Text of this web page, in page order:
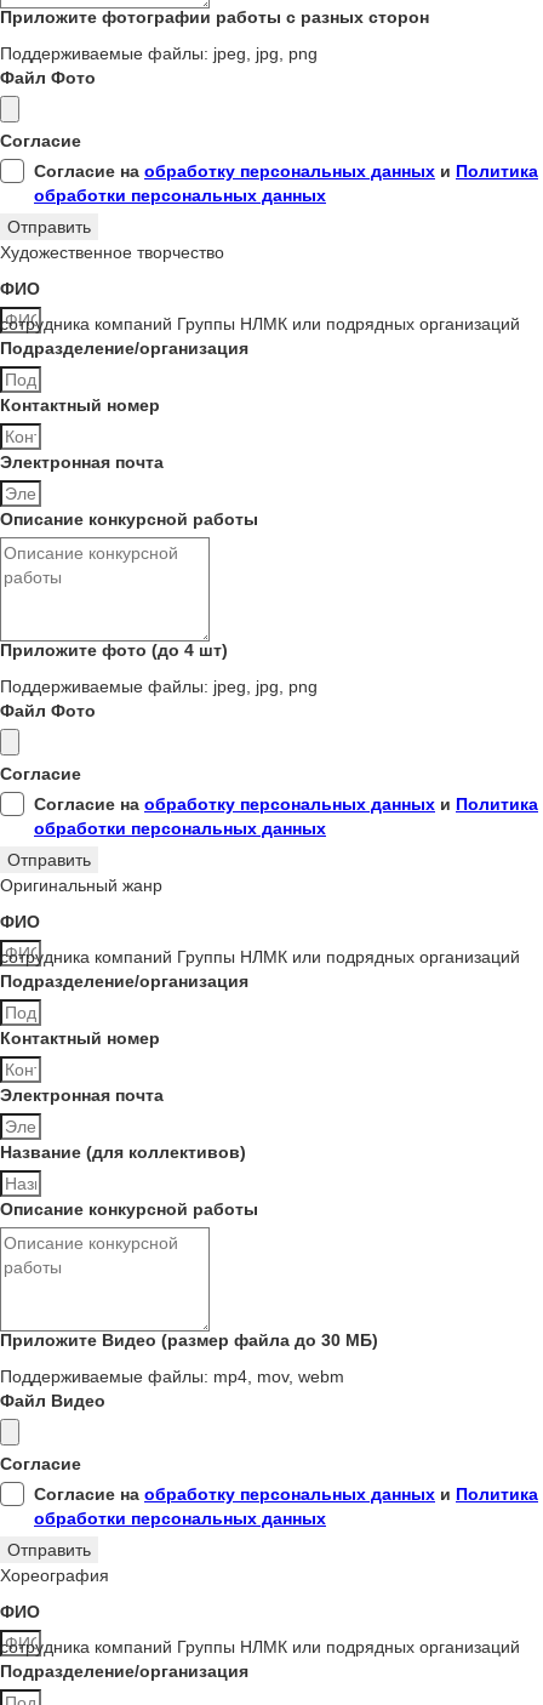
Приложите фотографии работы с разных сторон
Поддерживаемые файлы: jpeg, jpg, png
Файл Фото
Согласие
Согласие на обработку персональных данных и Политика
обработки персональных данных
Отправить
Художественное творчество
ФИО
сотрудника компаний Группы НЛМК или подрядных организаций
Подразделение/организация
Контактный номер
Электронная почта
Описание конкурсной работы
Приложите фото (до 4 шт)
Поддерживаемые файлы: jpeg, jpg, png
Файл Фото
Согласие
Согласие на обработку персональных данных и Политика
обработки персональных данных
Отправить
Оригинальный жанр
ФИО
сотрудника компаний Группы НЛМК или подрядных организаций
Подразделение/организация
Контактный номер
Электронная почта
Название (для коллективов)
Описание конкурсной работы
Приложите Видео (размер файла до 30 МБ)
Поддерживаемые файлы: mp4, mov, webm
Файл Видео
Согласие
Согласие на обработку персональных данных и Политика
обработки персональных данных
Отправить
Хореография
ФИО
сотрудника компаний Группы НЛМК или подрядных организаций
Подразделение/организация